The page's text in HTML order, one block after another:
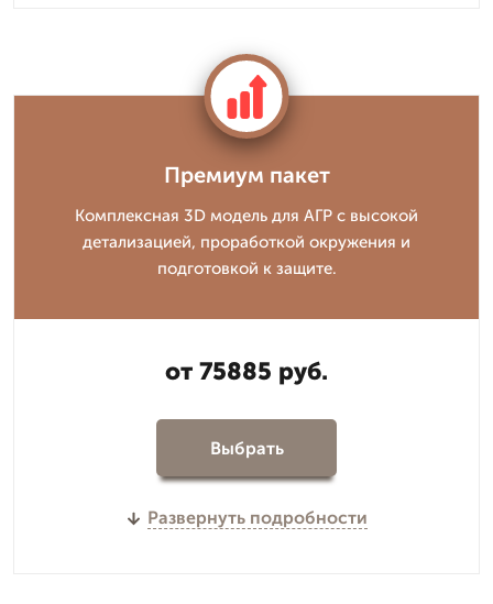
Премиум пакет
Комплексная 3D модель для АГР с высокой
детализацией, проработкой окружения и
подготовкой к защите.
от 75885 руб.
Выбрать
Развернуть подробности